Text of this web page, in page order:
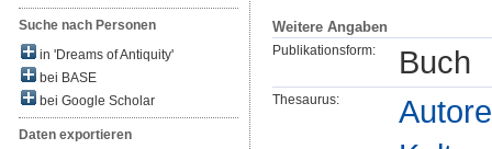
Suche nach Personen
in 'Dreams of Antiquity'
bei BASE
bei Google Scholar
Daten exportieren
Weitere Angaben
Publikationsform: Buch
Thesaurus: